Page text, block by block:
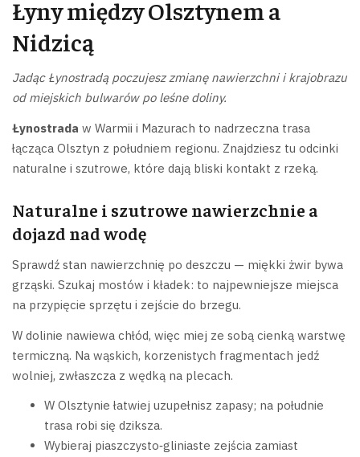
Łyny między Olsztynem a
Nidzicą
Jadąc Łynostradą poczujesz zmianę nawierzchni i krajobrazu
od miejskich bulwarów po leśne doliny.
Łynostrada w Warmii i Mazurach to nadrzeczna trasa
łącząca Olsztyn z południem regionu. Znajdziesz tu odcinki
naturalne i szutrowe, które dają bliski kontakt z rzeką.
Naturalne i szutrowe nawierzchnie a
dojazd nad wodę
Sprawdź stan nawierzchnię po deszczu — miękki żwir bywa
grząski. Szukaj mostów i kładek: to najpewniejsze miejsca
na przypięcie sprzętu i zejście do brzegu.
W dolinie nawiewa chłód, więc miej ze sobą cienką warstwę
termiczną. Na wąskich, korzenistych fragmentach jedź
wolniej, zwłaszcza z wędką na plecach.
W Olsztynie łatwiej uzupełnisz zapasy; na południe
trasa robi się dziksza.
Wybieraj piaszczysto‑gliniaste zejścia zamiast